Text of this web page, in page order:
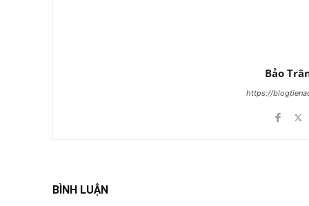
Bảo
https://
BÌNH LUẬN